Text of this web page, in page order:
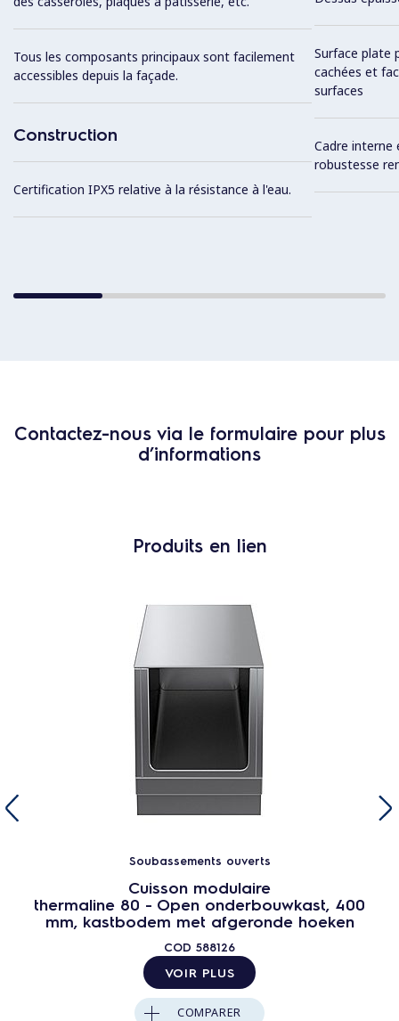
Tous les composants principaux sont facilement
accessibles depuis la façade.
Construction
Certification IPX5 relative à la résistance à l'eau.
Surface plate
cachées et
surfaces
Cadre interne
robustesse
Contactez-nous via le formulaire pour plus
d’informations
Produits en lien
Soubassements ouverts
Cuisson modulaire
thermaline 80 - Open onderbouwkast, 400
mm, kastbodem met afgeronde hoeken
COD 588126
VOIR PLUS
COMPARER